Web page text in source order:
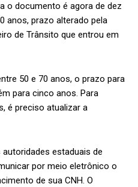
o documento é agora de dez
anos, prazo alterado pela
de Trânsito que entrou em
50 e 70 anos, o prazo para
para cinco anos. Para
é preciso atualizar a
estaduais de
por meio eletrônico o
de sua CNH. O